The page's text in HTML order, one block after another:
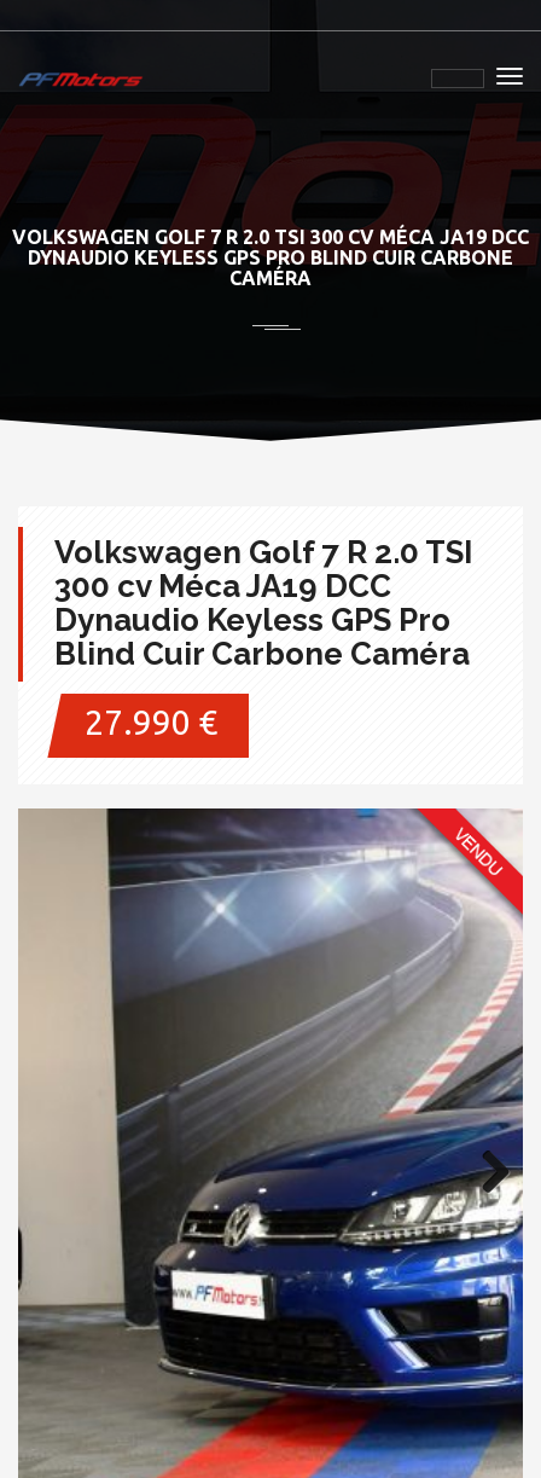
VOLKSWAGEN GOLF 7 R 2.0 TSI 300 CV MÉCA JA19 DCC
DYNAUDIO KEYLESS GPS PRO BLIND CUIR CARBONE
CAMÉRA
Volkswagen Golf 7 R 2.0 TSI
300 cv Méca JA19 DCC
Dynaudio Keyless GPS Pro
Blind Cuir Carbone Caméra
27.990 €
Next